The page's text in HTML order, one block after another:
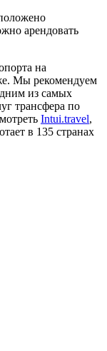
арендовать
на
Мы рекомендуем
из самых
трансфера по
Intui.travel,
в 135 странах